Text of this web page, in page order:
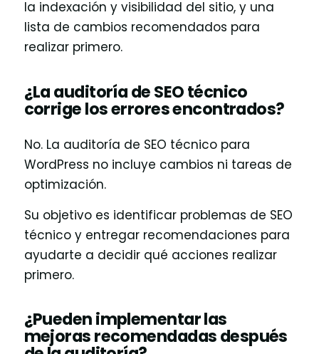
la indexación y visibilidad del sitio, y una
lista de cambios recomendados para
realizar primero.
¿La auditoría de SEO técnico
corrige los errores encontrados?
No. La auditoría de SEO técnico para
WordPress no incluye cambios ni tareas de
optimización.
Su objetivo es identificar problemas de SEO
técnico y entregar recomendaciones para
ayudarte a decidir qué acciones realizar
primero.
¿Pueden implementar las
mejoras recomendadas después